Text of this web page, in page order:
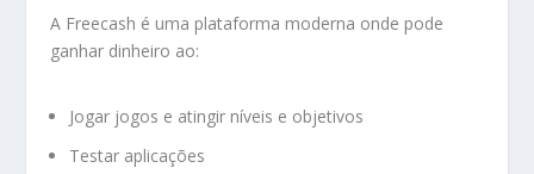
A Freecash é uma plataforma moderna onde pode
ganhar dinheiro ao:
Jogar jogos e atingir níveis e objetivos
Testar aplicações